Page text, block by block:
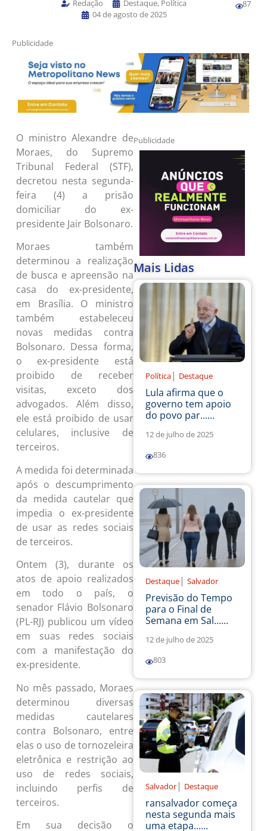
Redação Destaque, Política
04 de agosto de 2025
87
Publicidade
O ministro Alexandre de
Moraes, do Supremo
Tribunal Federal (STF),
decretou nesta segunda-
feira (4) a prisão
domiciliar do ex-
presidente Jair Bolsonaro.
Moraes também
determinou a realização
de busca e apreensão na
casa do ex-presidente,
em Brasília. O ministro
também estabeleceu
novas medidas contra
Bolsonaro. Dessa forma,
o ex-presidente está
proibido de receber
visitas, exceto dos
advogados. Além disso,
ele está proibido de usar
celulares, inclusive de
terceiros.
A medida foi determinada
após o descumprimento
da medida cautelar que
impedia o ex-presidente
de usar as redes sociais
de terceiros.
Ontem (3), durante os
atos de apoio realizados
em todo o país, o
senador Flávio Bolsonaro
(PL-RJ) publicou um vídeo
em suas redes sociais
com a manifestação do
ex-presidente.
No mês passado, Moraes
determinou diversas
medidas cautelares
contra Bolsonaro, entre
elas o uso de tornozeleira
eletrônica e restrição ao
uso de redes sociais,
incluindo perfis de
terceiros.
Em sua decisão o
Publicidade
Mais Lidas
Política | Destaque
Lula afirma que o
governo tem apoio
do povo par......
12 de julho de 2025
836
Destaque | Salvador
Previsão do Tempo
para o Final de
Semana em Sal......
12 de julho de 2025
803
Salvador | Destaque
ransalvador começa
nesta segunda mais
uma etapa......